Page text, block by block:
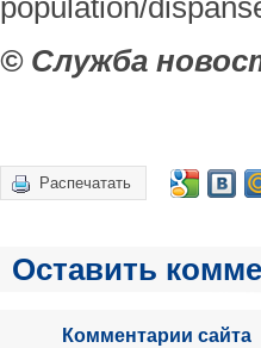
population/
© Служба
Распечатать
Оставить
Комментарии сайта